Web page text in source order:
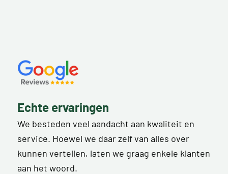
Echte ervaringen
We besteden veel aandacht aan kwaliteit en
service. Hoewel we daar zelf van alles over
kunnen vertellen, laten we graag enkele klanten
aan het woord.